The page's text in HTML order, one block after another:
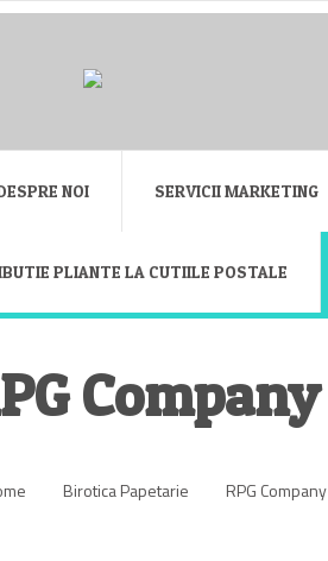
NOI SERVICII MARKETING
PLIANTE LA CUTIILE POSTALE
Company
Birotica Papetarie RPG Company